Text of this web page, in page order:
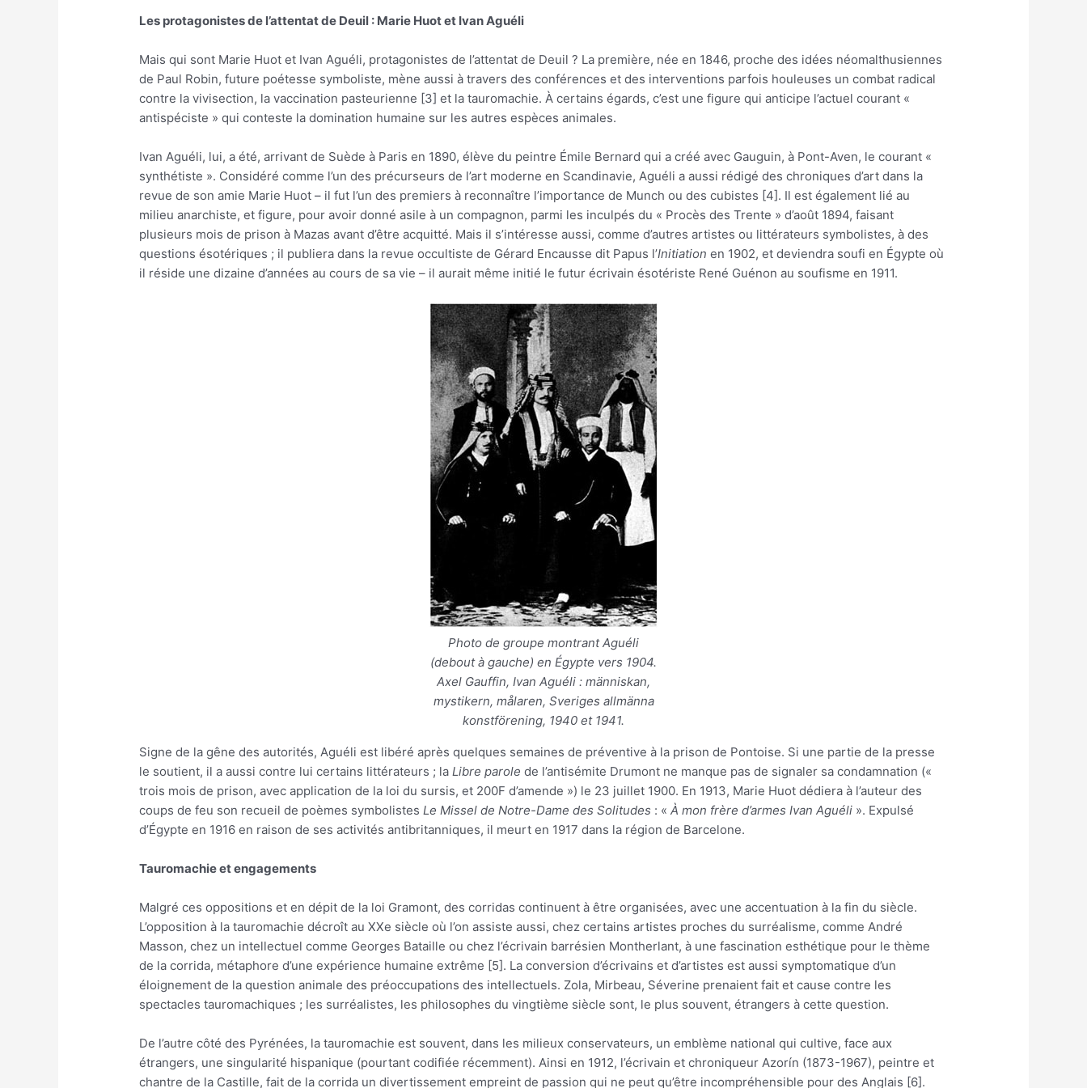
Les protagonistes de l’attentat de Deuil : Marie Huot et Ivan Aguéli
Mais qui sont Marie Huot et Ivan Aguéli, protagonistes de l’attentat de Deuil ? La première, née en 1846, proche des idées néomalthusiennes
de Paul Robin, future poétesse symboliste, mène aussi à travers des conférences et des interventions parfois houleuses un combat radical
contre la vivisection, la vaccination pasteurienne [3] et la tauromachie. À certains égards, c’est une figure qui anticipe l’actuel courant «
antispéciste » qui conteste la domination humaine sur les autres espèces animales.
Ivan Aguéli, lui, a été, arrivant de Suède à Paris en 1890, élève du peintre Émile Bernard qui a créé avec Gauguin, à Pont-Aven, le courant «
synthétiste ». Considéré comme l’un des précurseurs de l’art moderne en Scandinavie, Aguéli a aussi rédigé des chroniques d’art dans la
revue de son amie Marie Huot – il fut l’un des premiers à reconnaître l’importance de Munch ou des cubistes [4]. Il est également lié au
milieu anarchiste, et figure, pour avoir donné asile à un compagnon, parmi les inculpés du « Procès des Trente » d’août 1894, faisant
plusieurs mois de prison à Mazas avant d’être acquitté. Mais il s’intéresse aussi, comme d’autres artistes ou littérateurs symbolistes, à des
questions ésotériques ; il publiera dans la revue occultiste de Gérard Encausse dit Papus l’Initiation en 1902, et deviendra soufi en Égypte où
il réside une dizaine d’années au cours de sa vie – il aurait même initié le futur écrivain ésotériste René Guénon au soufisme en 1911.
Photo de groupe montrant Aguéli
(debout à gauche) en Égypte vers 1904.
Axel Gauffin, Ivan Aguéli : människan,
mystikern, målaren, Sveriges allmänna
konstförening, 1940 et 1941.
Signe de la gêne des autorités, Aguéli est libéré après quelques semaines de préventive à la prison de Pontoise. Si une partie de la presse
le soutient, il a aussi contre lui certains littérateurs ; laLibre parole de l’antisémite Drumont ne manque pas de signaler sa condamnation («
trois mois de prison, avec application de la loi du sursis, et 200F d’amende ») le 23 juillet 1900. En 1913, Marie Huot dédiera à l’auteur des
coups de feu son recueil de poèmes symbolistesLe Missel de Notre-Dame des Solitudes : «À mon frère d’armes Ivan Aguéli ». Expulsé
d’Égypte en 1916 en raison de ses activités antibritanniques, il meurt en 1917 dans la région de Barcelone.
Tauromachie et engagements
Malgré ces oppositions et en dépit de la loi Gramont, des corridas continuent à être organisées, avec une accentuation à la fin du siècle.
L’opposition à la tauromachie décroît au XXe siècle où l’on assiste aussi, chez certains artistes proches du surréalisme, comme André
Masson, chez un intellectuel comme Georges Bataille ou chez l’écrivain barrésien Montherlant, à une fascination esthétique pour le thème
de la corrida, métaphore d’une expérience humaine extrême [5]. La conversion d’écrivains et d’artistes est aussi symptomatique d’un
éloignement de la question animale des préoccupations des intellectuels. Zola, Mirbeau, Séverine prenaient fait et cause contre les
spectacles tauromachiques ; les surréalistes, les philosophes du vingtième siècle sont, le plus souvent, étrangers à cette question.
De l’autre côté des Pyrénées, la tauromachie est souvent, dans les milieux conservateurs, un emblème national qui cultive, face aux
étrangers, une singularité hispanique (pourtant codifiée récemment). Ainsi en 1912, l’écrivain et chroniqueur Azorín (1873-1967), peintre et
chantre de la Castille, fait de la corrida un divertissement empreint de passion qui ne peut qu’être incompréhensible pour des Anglais [6].